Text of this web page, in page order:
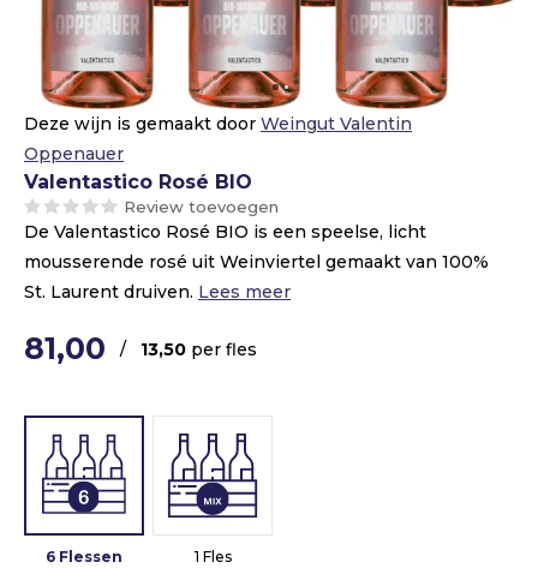
Deze wijn is gemaakt door Weingut Valentin
Oppenauer
Valentastico Rosé BIO
Review toevoegen
De Valentastico Rosé BIO is een speelse, licht
mousserende rosé uit Weinviertel gemaakt van 100%
St. Laurent druiven. Lees meer
81,00 / 13,50 per fles
6 Flessen 1 Fles